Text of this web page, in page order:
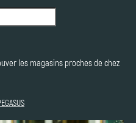
les magasins proches de chez